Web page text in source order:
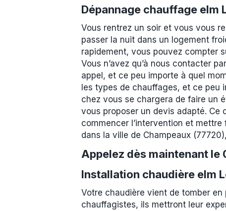
Dépannage chauffage elm
Vous rentrez un soir et vous vous
passer la nuit dans un logement
rapidement, vous pouvez compter
Vous n’avez qu’à nous contacter
appel, et ce peu importe à quel
les types de chauffages, et ce peu
chez vous se chargera de faire un
vous proposer un devis adapté. Ce
commencer l’intervention et
dans la ville de Champeaux
Appelez dès maintenant le
Installation chaudière elm
Votre chaudière vient de tomber en
chauffagistes, ils mettront leur